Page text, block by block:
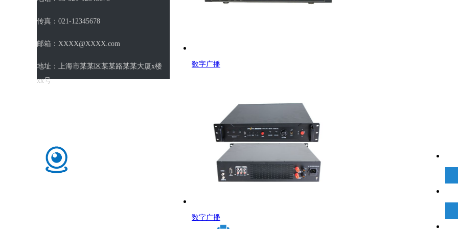
传真：021-12345678
邮箱：XXXX@XXXX.com
地址：上海市某某区某某路某某大厦x楼
xx号
数字广播
数字广播
联系我们
永康市汇纽工贸有限公司